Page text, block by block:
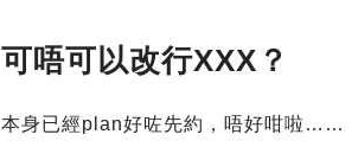
可唔可以改行XXX？
本身已經plan好咗先約，唔好咁啦……